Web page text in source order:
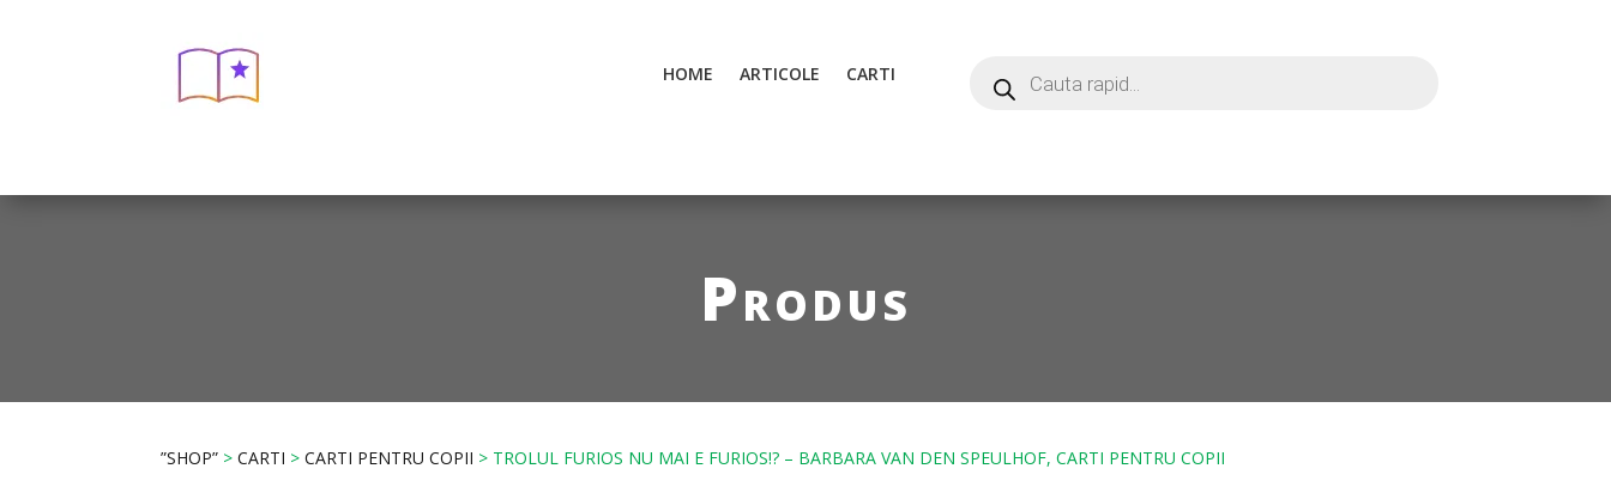
HOME ARTICOLE CARTI
Produs
”SHOP” >CARTI >CARTI PENTRU COPII > TROLUL FURIOS NU MAI E FURIOS!? – BARBARA VAN DEN SPEULHOF, CARTI PENTRU COPII